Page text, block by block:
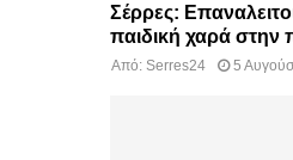
Σέρρες:
παιδική χαρά στην
Από: Serres24 5